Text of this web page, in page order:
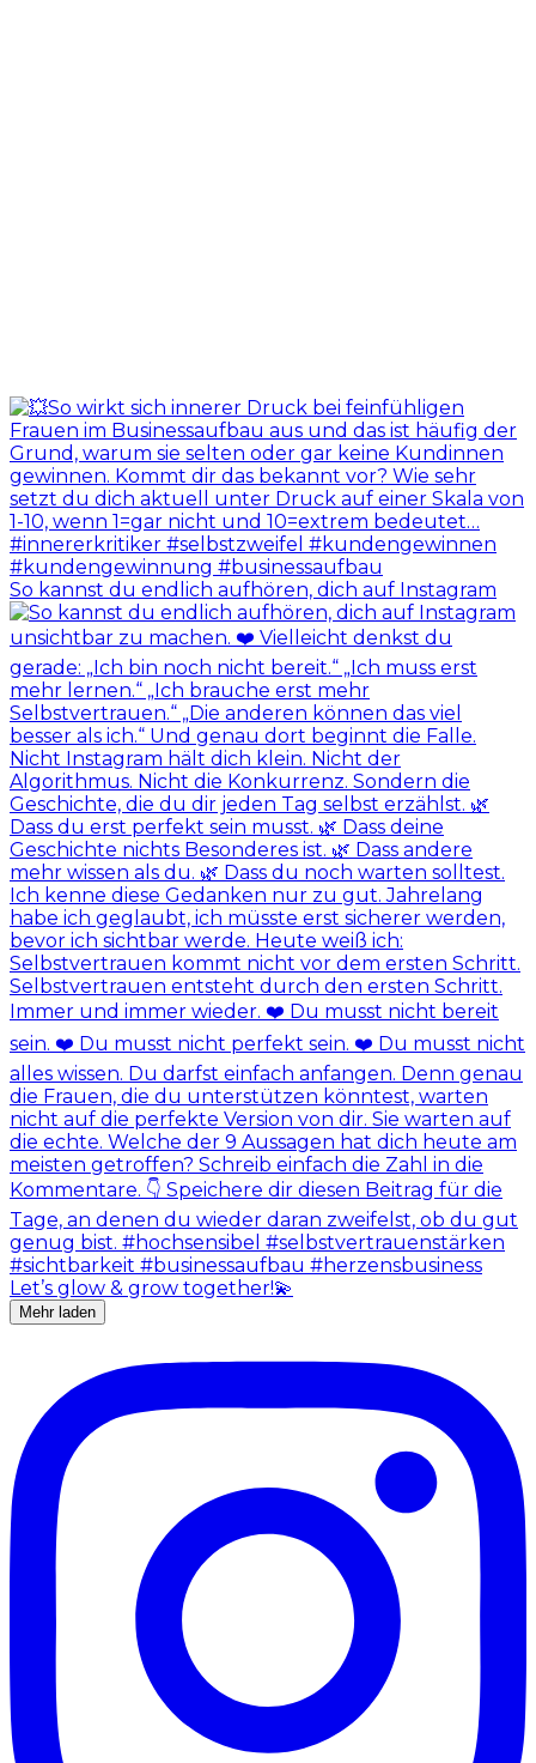
So kannst du endlich aufhören, dich auf Instagram
Mehr laden